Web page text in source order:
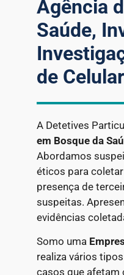
Agência
Saúde,
de Celular
A Detetives
em Bosque da
Abordamos
éticos para
presença de
suspeitas.
evidências
Somo uma
realiza vários
casos que afetam